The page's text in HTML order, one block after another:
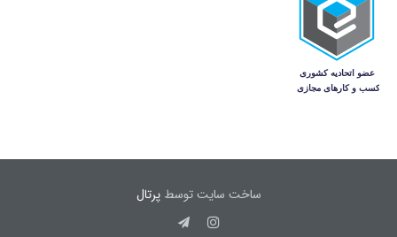
ساخت سایت توسطپرتال